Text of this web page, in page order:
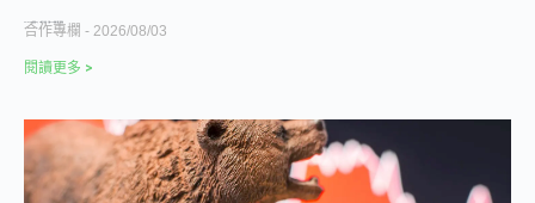
合作專欄 2026/08/03
閱讀更多 >